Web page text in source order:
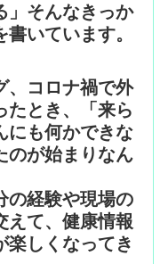
」そんなきっか
いています。
、コロナ禍で外
たとき、「来ら
にも何かできな
のが始まりなん
の経験や現場の
えて、健康情報
楽しくなってき